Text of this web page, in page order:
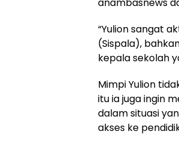
“Yulion sangat
(Sispala),
kepala sekolah
Mimpi Yulion
itu ia juga ingin
dalam situasi
akses ke